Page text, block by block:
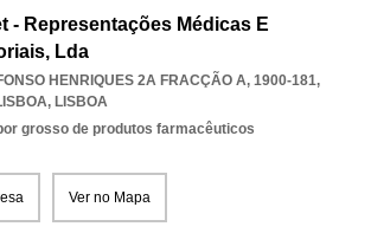
- Representações Médicas E
Lda
HENRIQUES 2A FRACÇÃO A, 1900-181,
, LISBOA
grosso de produtos farmacêuticos
Ver no Mapa